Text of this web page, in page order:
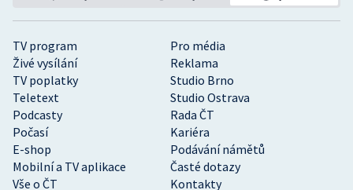
TV program
Pro média
Živé vysílání
Reklama
TV poplatky
Studio Brno
Teletext
Studio Ostrava
Podcasty
Rada ČT
Počasí
Kariéra
E-shop
Podávání námětů
Mobilní a TV aplikace
Časté dotazy
Vše o ČT
Kontakty